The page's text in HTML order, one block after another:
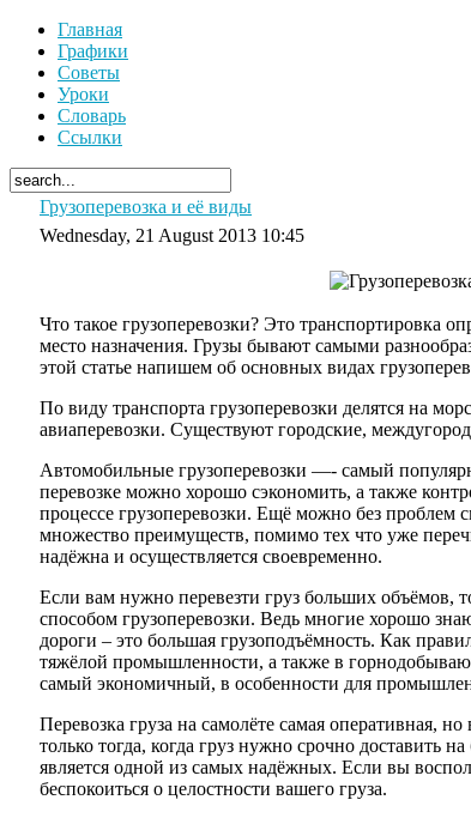
Главная
Графики
Советы
Уроки
Словарь
Ссылки
Грузоперевозка и её виды
Wednesday, 21 August 2013 10:45
Что такое грузоперевозки? Это транспортировка
место назначения. Грузы бывают самыми
этой статье напишем об основных видах
По виду транспорта грузоперевозки делятся на
авиаперевозки. Существуют городские,
Автомобильные грузоперевозки —- самый
перевозке можно хорошо сэкономить, а также
процессе грузоперевозки. Ещё можно без проблем
множество преимуществ, помимо тех что уже
надёжна и осуществляется своевременно.
Если вам нужно перевезти груз больших объёмов,
способом грузоперевозки. Ведь многие хорошо
дороги – это большая грузоподъёмность. Как
тяжёлой промышленности, а также в
самый экономичный, в особенности для
Перевозка груза на самолёте самая оперативная,
только тогда, когда груз нужно срочно доставить
является одной из самых надёжных. Если вы
беспокоиться о целостности вашего груза.